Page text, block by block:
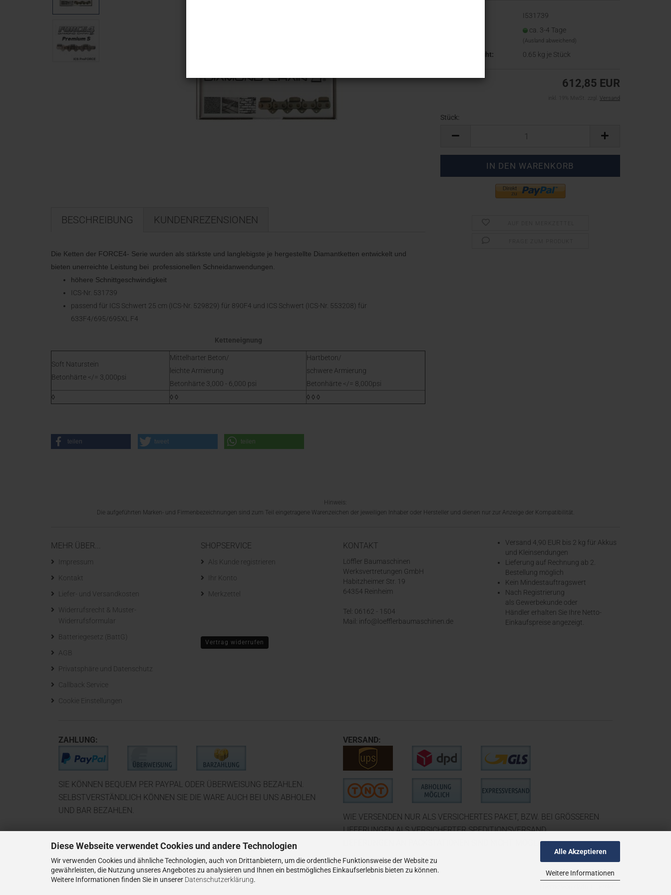
Diese Webseite verwendet Cookies und andere Technologien
Wir verwenden Cookies und ähnliche Technologien, auch von Drittanbietern, um die ordentliche Funktionsweise der Website zu
gewährleisten, die Nutzung unseres Angebotes zu analysieren und Ihnen ein bestmögliches Einkaufserlebnis bieten zu können.
Weitere Informationen finden Sie in unserer Datenschutzerklärung.
Alle Akzeptieren
Weitere Informationen
I531739
ca. 3-4 Tage
(Ausland abweichend)
Versandgewicht: 0.65 kg je Stück
612,85 EUR
inkl. 19% MwSt. zzgl. Versand
Stück:
Stück
BESCHREIBUNG KUNDENREZENSIONEN
Die Ketten der FORCE4- Serie wurden als stärkste und langlebigste je hergestellte Diamantketten entwickelt und
bieten unerreichte Leistung bei professionellen Schneidanwendungen.
höhere Schnittgeschwindigkeit
ICS-Nr. 531739
passend für ICS Schwert 25 cm (ICS-Nr. 529829) für 890F4 und ICS Schwert (ICS-Nr. 553208) für
633F4/695/695XL F4
Ketteneignung
Soft Naturstein
Betonhärte </= 3,000psi
Mittelharter Beton/
leichte Armierung
Betonhärte 3,000 - 6,000 psi
Hartbeton/
schwere Armierung
Betonhärte </= 8,000psi
◊
◊ ◊ ◊ ◊ ◊
teilen tweet teilen
Hinweis:
Die aufgeführten Marken- und Firmenbezeichnungen sind zum Teil eingetragene Warenzeichen der jeweiligen Inhaber oder Hersteller und dienen nur zur Anzeige der Kompatibilität.
MEHR ÜBER...
Impressum
Kontakt
Liefer- und Versandkosten
Widerrufsrecht & Muster-
Widerrufsformular
Batteriegesetz (BattG)
AGB
Privatsphäre und Datenschutz
Callback Service
Cookie Einstellungen
SHOPSERVICE
Als Kunde registrieren
Ihr Konto
Merkzettel
KONTAKT
Löffler Baumaschinen
Werksvertretungen GmbH
Habitzheimer Str. 19
64354 Reinheim
Tel: 06162 - 1504
Mail: info@loefflerbaumaschinen.de
Versand 4,90 EUR bis 2 kg für Akkus
und Kleinsendungen
​Lieferung auf Rechnung ab 2.
Bestellung möglich
Kein Mindestauftragswert
Nach Registrierung
als Gewerbekunde oder
Händler erhalten Sie Ihre Netto-
Einkaufspreise angezeigt.
Vertrag widerrufen
ZAHLUNG:
SIE KÖNNEN BEQUEM PER PAYPAL ODER ÜBERWEISUNG BEZAHLEN.
SELBSTVERSTÄNDLICH KÖNNEN SIE DIE WARE AUCH BEI UNS ABHOLEN
UND BAR BEZAHLEN.
VERSAND:
WIE VERSENDEN NUR ALS VERSICHERTES PAKET, BZW. BEI GRÖSSEREN
LIEFERUNGEN ALS VERSICHERTER SPEDITIONSVERSAND.
LIEFERUNGEN AN PACKSTATIONEN SIND NICHT MÖGLICH.